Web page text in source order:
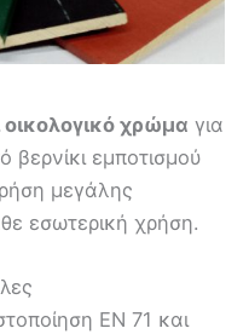
οικολογικό χρώμα για
βερνίκι εμποτισμού
μεγάλης
εσωτερική χρήση.
EN 71 και